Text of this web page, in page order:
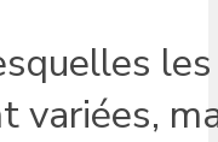
variées,